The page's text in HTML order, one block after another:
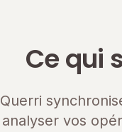
Ce qui
Querri
analyser vos